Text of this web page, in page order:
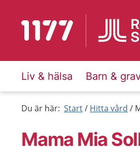
Till startsidan för 1177
Liv & hälsa Barn &
Du är här: Start Hitta vård
Mama Mia